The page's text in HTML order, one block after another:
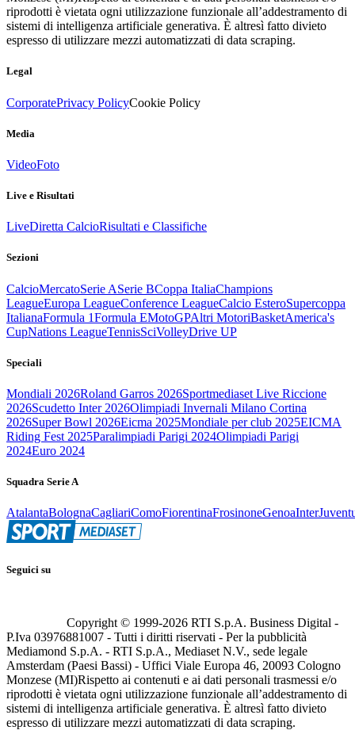
riprodotti è vietata ogni utilizzazione funzionale all’addestramento di
sistemi di intelligenza artificiale generativa. È altresì fatto divieto
espresso di utilizzare mezzi automatizzati di data scraping.
Legal
CorporatePrivacy PolicyCookie Policy
Media
VideoFoto
Live e Risultati
LiveDiretta CalcioRisultati e Classifiche
Sezioni
CalcioMercatoSerie ASerie BCoppa ItaliaChampions
LeagueEuropa LeagueConference LeagueCalcio EsteroSupercoppa
ItalianaFormula 1Formula EMotoGPAltri MotoriBasketAmerica's
CupNations LeagueTennisSciVolleyDrive UP
Speciali
Mondiali 2026Roland Garros 2026Sportmediaset Live Riccione
2026Scudetto Inter 2026Olimpiadi Invernali Milano Cortina
2026Super Bowl 2026Eicma 2025Mondiale per club 2025EICMA
Riding Fest 2025Paralimpiadi Parigi 2024Olimpiadi Parigi
2024Euro 2024
Squadra Serie A
AtalantaBolognaCagliariComoFiorentinaFrosinoneGenoaInter
Seguici su
Copyright © 1999-2026 RTI S.p.A. Business Digital -
P.Iva 03976881007 - Tutti i diritti riservati - Per la pubblicità
Mediamond S.p.A. - RTI S.p.A., Mediaset N.V., sede legale
Amsterdam (Paesi Bassi) - Uffici Viale Europa 46, 20093 Cologno
Monzese (MI)Rispetto ai contenuti e ai dati personali trasmessi e/o
riprodotti è vietata ogni utilizzazione funzionale all’addestramento di
sistemi di intelligenza artificiale generativa. È altresì fatto divieto
espresso di utilizzare mezzi automatizzati di data scraping.